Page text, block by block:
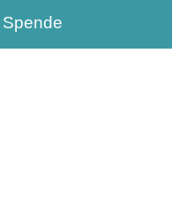
Spende